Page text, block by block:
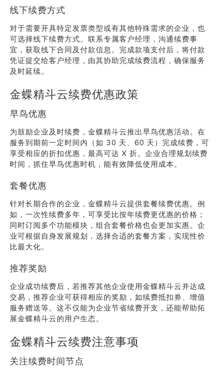
线下续费方式
对于需要开具特定发票类型或有其他特殊需求的企业，也
可选择线下续费方式。联系专属客户经理，沟通续费事
宜，获取线下合同及付款信息。完成款项支付后，将付款
凭证提交给客户经理，由其协助完成续费流程，确保服务
及时延续。
金蝶精斗云续费优惠政策
早鸟优惠
为鼓励企业及时续费，金蝶精斗云推出早鸟优惠活动。在
服务到期前一定时间内（如 30 天、60 天）完成续费，可
享受相应的折扣优惠，最高可达 X 折。企业合理规划续费
时间，抓住早鸟优惠时机，能有效降低使用成本。
套餐优惠
针对长期合作的企业，金蝶精斗云提供套餐续费优惠。例
如，一次性续费多年，可享受比按年续费更优惠的价格；
同时订阅多个功能模块，组合套餐价格也会更加实惠。企
业可根据自身发展规划，选择合适的套餐方案，实现性价
比最大化。
推荐奖励
企业成功续费后，若推荐其他企业使用金蝶精斗云并达成
交易，推荐企业可获得相应的奖励，如续费抵扣券、增值
服务赠送等。这不仅能为企业节省续费开支，还能帮助拓
展金蝶精斗云的用户生态。
金蝶精斗云续费注意事项
关注续费时间节点